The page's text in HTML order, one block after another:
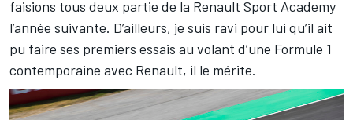
faisions tous deux partie de la Renault Sport Academy
l’année suivante. D’ailleurs, je suis ravi pour lui qu’il ait
pu faire ses premiers essais au volant d’une Formule 1
contemporaine avec Renault, il le mérite.